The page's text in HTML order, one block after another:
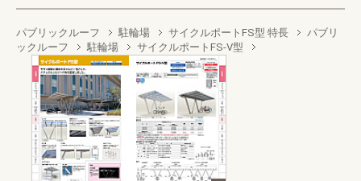
パブリックルーフ 駐輪場 サイクルポートFS型 特長
パブリ
ックルーフ
駐輪場 サイクルポートFS-V型